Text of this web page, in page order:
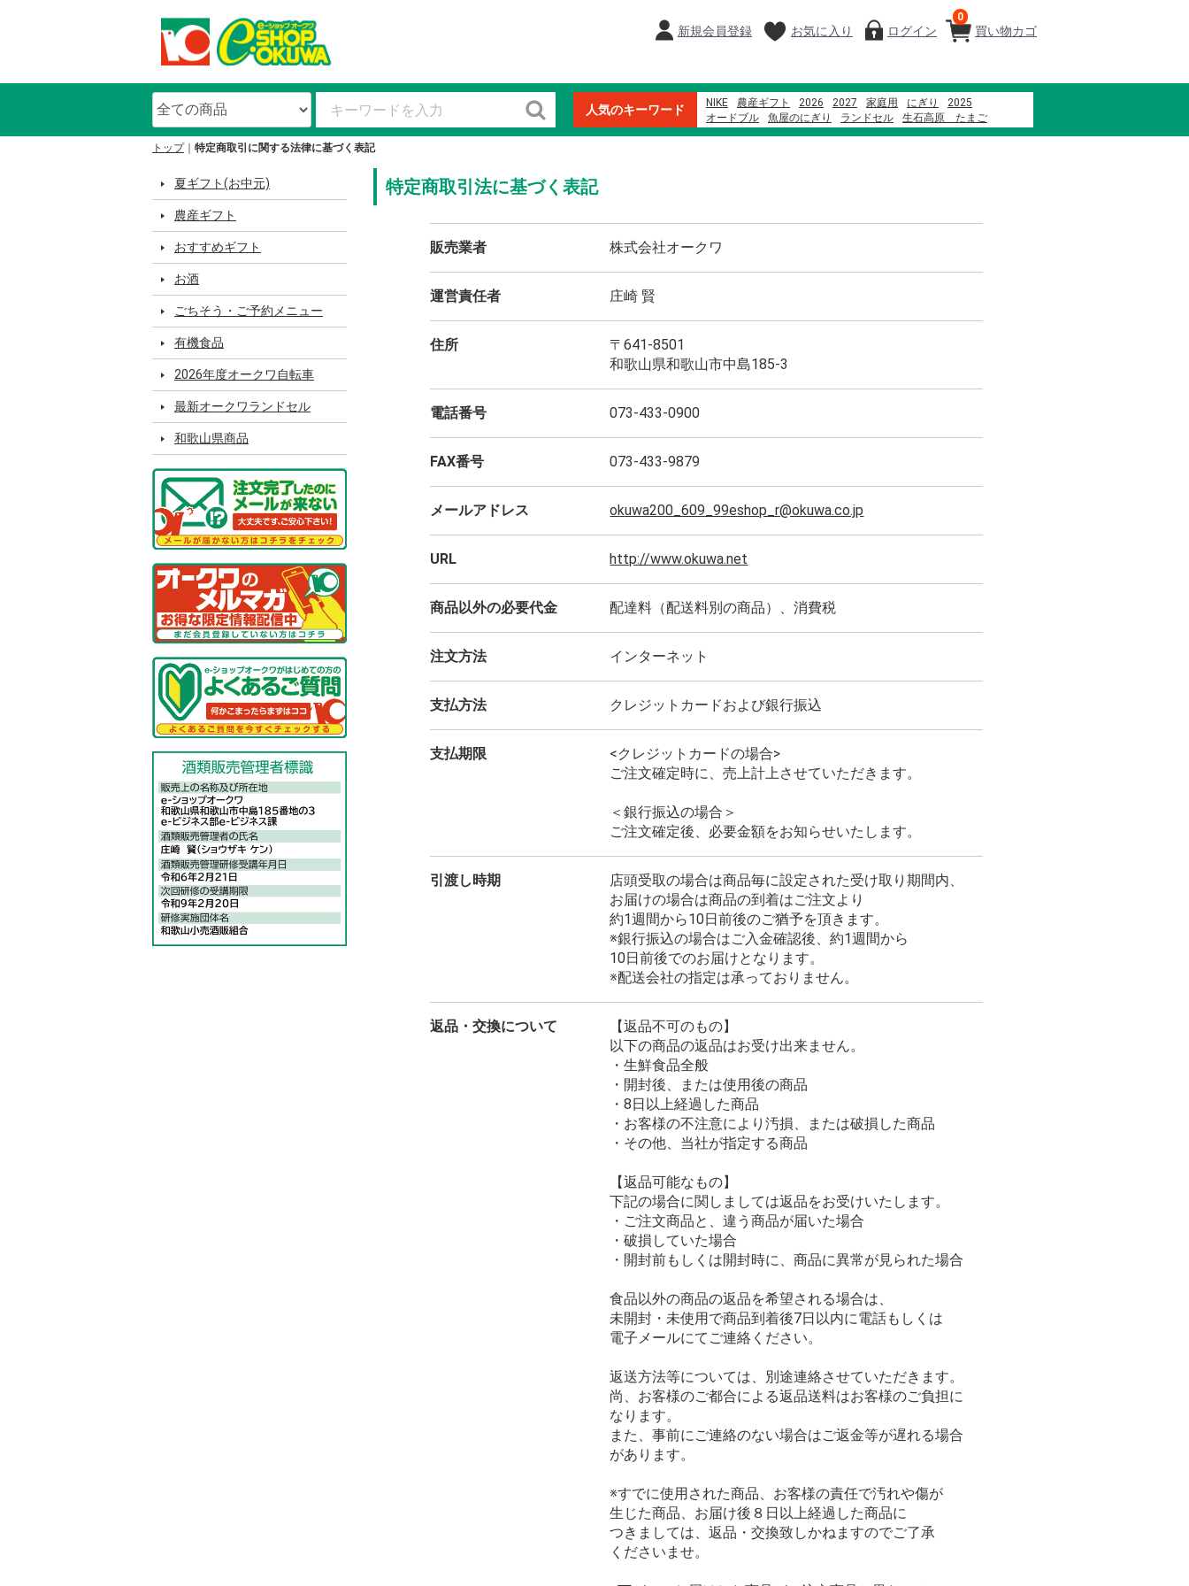
買い物カゴ
0
新規会員登録 お気に入り ログイン
人気のキーワード NIKE 農産ギフト 2026 2027 家庭用 にぎり
2025
オードブル
魚屋のにぎり ランドセル
生石高原 たまご
トップ 特定商取引に関する法律に基づく表記
夏ギフト(お中元)
農産ギフト
おすすめギフト
お酒
ごちそう・ご予約メニュー
有機食品
2026年度オークワ自転車
最新オークワランドセル
和歌山県商品
特定商取引法に基づく表記
販売業者 株式会社オークワ
運営責任者 庄崎 賢
住所
〒641-8501
和歌山県和歌山市中島185-3
電話番号 073-433-0900
FAX番号 073-433-9879
メールアドレス okuwa200_609_99eshop_r@okuwa.co.jp
URL http://www.okuwa.net
商品以外の必要代金 配達料（配送料別の商品）、消費税
注文方法 インターネット
支払方法 クレジットカードおよび銀行振込
支払期限
<クレジットカードの場合>
ご注文確定時に、売上計上させていただきます。
＜銀行振込の場合＞
ご注文確定後、必要金額をお知らせいたします。
引渡し時期
店頭受取の場合は商品毎に設定された受け取り期間内、
お届けの場合は商品の到着はご注文より
約1週間から10日前後のご猶予を頂きます。
※銀行振込の場合はご入金確認後、約1週間から
10日前後でのお届けとなります。
※配送会社の指定は承っておりません。
返品・交換について
【返品不可のもの】
以下の商品の返品はお受け出来ません。
・生鮮食品全般
・開封後、または使用後の商品
・8日以上経過した商品
・お客様の不注意により汚損、または破損した商品
・その他、当社が指定する商品
【返品可能なもの】
下記の場合に関しましては返品をお受けいたします。
・ご注文商品と、違う商品が届いた場合
・破損していた場合
・開封前もしくは開封時に、商品に異常が見られた場合
食品以外の商品の返品を希望される場合は、
未開封・未使用で商品到着後7日以内に電話もしくは
電子メールにてご連絡ください。
返送方法等については、別途連絡させていただきます。
尚、お客様のご都合による返品送料はお客様のご負担に
なります。
また、事前にご連絡のない場合はご返金等が遅れる場合
があります。
※すでに使用された商品、お客様の責任で汚れや傷が
生じた商品、お届け後８日以上経過した商品に
つきましては、返品・交換致しかねますのでご了承
くださいませ。